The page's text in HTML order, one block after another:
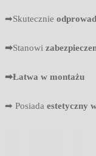
➡Skutecznie
➡Stanowi
➡Łatwa w montażu
➡ Posiada estetyczny